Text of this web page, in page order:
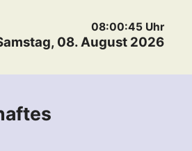
08:00:45 Uhr
08. August 2026